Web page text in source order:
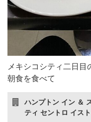
メキシコシティ二日目
朝食を食べて
ハンプトン イン ＆
ティ セントロ イス